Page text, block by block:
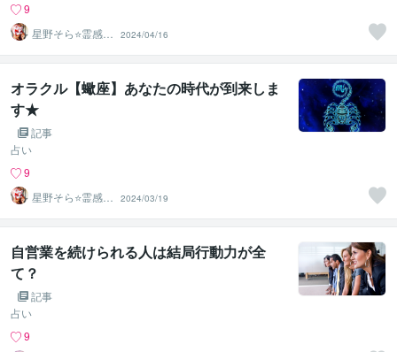
9
星野そら⭐️霊感タ
ロット占い師⭐️
2024/04/16
オラクル【蠍座】あなたの時代が到来しま
す★
記事
占い
9
星野そら⭐️霊感タ
ロット占い師⭐️
2024/03/19
自営業を続けられる人は結局行動力が全
て？
記事
占い
9